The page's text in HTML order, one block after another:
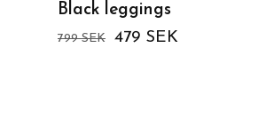
Black leggings
799 SEK 479 SEK